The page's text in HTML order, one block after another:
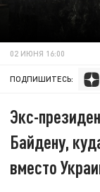
02 ИЮНЯ 16:00
ПОДПИШИТЕСЬ:
Экс-
Байдену,
вместо